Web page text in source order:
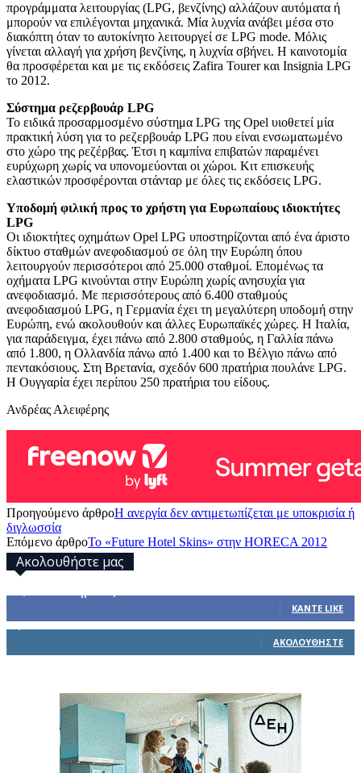
προγράμματα λειτουργίας (LPG, βενζίνης) αλλάζουν αυτόματα ή
μπορούν να επιλέγονται μηχανικά. Μία λυχνία ανάβει μέσα στο
διακόπτη όταν το αυτοκίνητο λειτουργεί σε LPG mode. Μόλις
γίνεται αλλαγή για χρήση βενζίνης, η λυχνία σβήνει. Η καινοτομία
θα προσφέρεται και με τις εκδόσεις Zafira Tourer και Insignia LPG
το 2012.
Σύστημα ρεζερβουάρ LPG
Το ειδικά προσαρμοσμένο σύστημα LPG της Opel υιοθετεί μία
πρακτική λύση για το ρεζερβουάρ LPG που είναι ενσωματωμένο
στο χώρο της ρεζέρβας. Έτσι η καμπίνα επιβατών παραμένει
ευρύχωρη χωρίς να υπονομεύονται οι χώροι. Κιτ επισκευής
ελαστικών προσφέρονται στάνταρ με όλες τις εκδόσεις LPG.
Υποδομή φιλική προς το χρήστη για Ευρωπαίους ιδιοκτήτες
LPG
Οι ιδιοκτήτες οχημάτων Opel LPG υποστηρίζονται από ένα άριστο
δίκτυο σταθμών ανεφοδιασμού σε όλη την Ευρώπη όπου
λειτουργούν περισσότεροι από 25.000 σταθμοί. Επομένως τα
οχήματα LPG κινούνται στην Ευρώπη χωρίς ανησυχία για
ανεφοδιασμό. Με περισσότερους από 6.400 σταθμούς
ανεφοδιασμού LPG, η Γερμανία έχει τη μεγαλύτερη υποδομή στην
Ευρώπη, ενώ ακολουθούν και άλλες Ευρωπαϊκές χώρες. Η Ιταλία,
για παράδειγμα, έχει πάνω από 2.800 σταθμούς, η Γαλλία πάνω
από 1.800, η Ολλανδία πάνω από 1.400 και το Βέλγιο πάνω από
πεντακόσιους. Στη Βρετανία, σχεδόν 600 πρατήρια πουλάνε LPG.
Η Ουγγαρία έχει περίπου 250 πρατήρια του είδους.
Ανδρέας Αλειφέρης
Προηγούμενο άρθροΗ ανεργία δεν αντιμετωπίζεται με υποκρισία ή
διγλωσσία
Επόμενο άρθροΤο «Future Hotel Skins» στην HORECA 2012
Ακολουθήστε μας
ΚΆΝΤΕ LIKE
ΑΚΟΛΟΥΘΉΣΤΕ